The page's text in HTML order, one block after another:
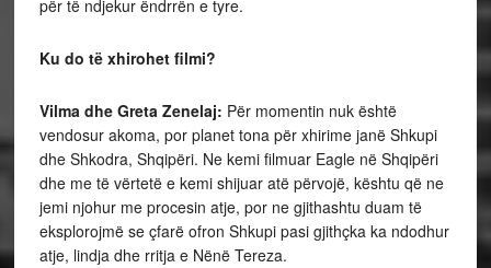
për të ndjekur ëndrrën e tyre.
Ku do të xhirohet filmi?
Vilma dhe Greta Zenelaj: Për momentin nuk është
vendosur akoma, por planet tona për xhirime janë Shkupi
dhe Shkodra, Shqipëri. Ne kemi filmuar Eagle në Shqipëri
dhe me të vërtetë e kemi shijuar atë përvojë, kështu që ne
jemi njohur me procesin atje, por ne gjithashtu duam të
eksplorojmë se çfarë ofron Shkupi pasi gjithçka ka ndodhur
atje, lindja dhe rritja e Nënë Tereza.